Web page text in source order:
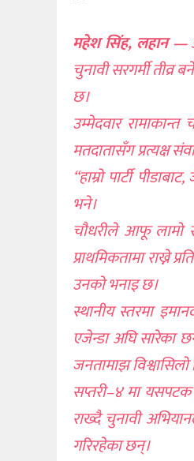
महेश सिंह, लहान —
चुनावी सरगर्मी तीव्र
छ।
उम्मेदवार
मतदातासँग प्रत्यक्ष
“हाम्रो पार्टी
भने।
चौधरीले आफू लामो
प्राथमिकतामा राख्ने
उनको भनाइ छ।
स्थानीय स्तरमा
एजेन्डा अघि सारेका
जनतामाझ
सप्तरी–४ मा यसपटक
राख्दै चुनावी
गरिरहेका छन्।